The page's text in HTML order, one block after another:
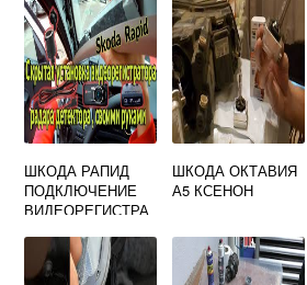
ШКОДА РАПИД
ПОДКЛЮЧЕНИЕ
ВИДЕОРЕГИСТРА
БЛОК
ПРЕДОХРАНИТЕЛ
ШКОДА ОКТАВИЯ
А5 КСЕНОН